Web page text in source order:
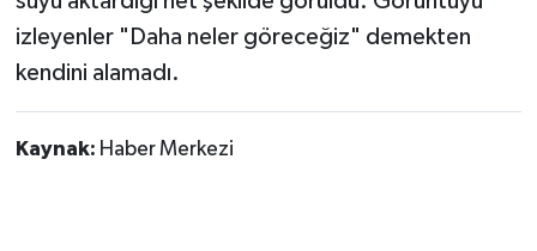
izleyenler "Daha neler göreceğiz" demekten
kendini alamadı.
Kaynak: Haber Merkezi
Röportaj
SİYASET